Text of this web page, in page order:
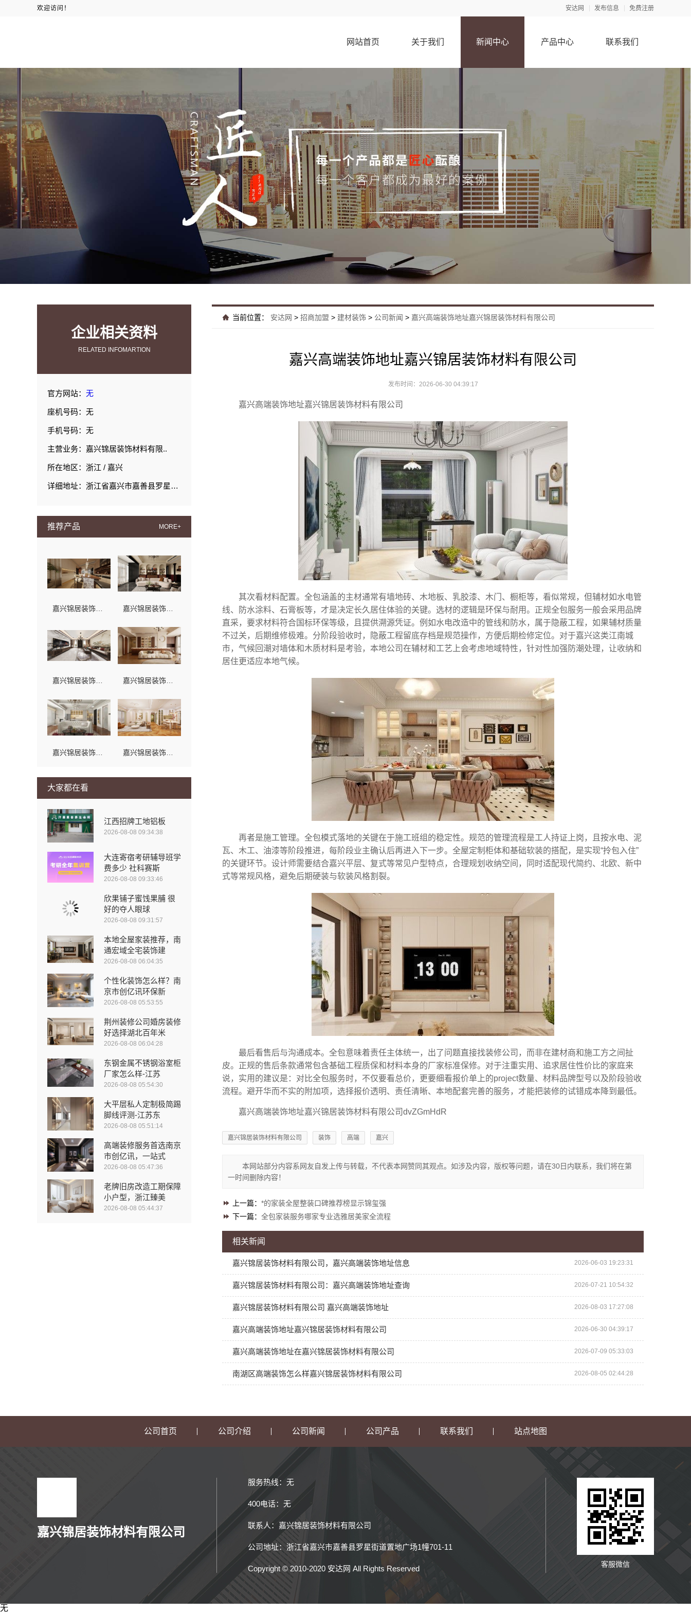
欢迎访问！ 安达网 发布信息 免费注册
网站首页 关于我们 新闻中心 产品中心 联系我们
企业相关资料
RELATED INFOMARTION
官方网站： 无
座机号码：无
手机号码：无
主营业务：嘉兴锦居装饰材料有限..
所在地区：浙江 / 嘉兴
详细地址：浙江省嘉兴市嘉善县罗星街道置地广场1幢701-11
推荐产品 MORE+
大家都在看
江西招牌工地铝板
2026-08-08 09:34:38
大连寄宿考研辅导班学
费多少 社科赛斯
2026-08-08 09:33:46
欣果铺子蜜饯果脯 很
好的夺人眼球
2026-08-08 09:31:57
本地全屋家装推荐，南
通宏域全宅装饰建
2026-08-08 06:04:35
个性化装饰怎么样？南
京市创亿讯环保新
2026-08-08 05:53:55
荆州装修公司婚房装修
好选择湖北百年米
2026-08-08 06:04:28
东钢金属不锈钢浴室柜
厂家怎么样-江苏
2026-08-08 05:54:30
大平层私人定制极简踢
脚线评测-江苏东
2026-08-08 05:51:14
高端装修服务首选南京
市创亿讯，一站式
2026-08-08 05:47:36
老牌旧房改造工期保障
小户型，浙江臻美
2026-08-08 05:44:37
当前位置： 安达网 > 招商加盟 > 建材装饰 > 公司新闻 > 嘉兴高端装饰地址嘉兴锦居装饰材料有限公司
嘉兴高端装饰地址嘉兴锦居装饰材料有限公司
发布时间：2026-06-30 04:39:17
嘉兴高端装饰地址嘉兴锦居装饰材料有限公司
其次看材料配置。全包涵盖的主材通常有墙地砖、木地板、乳胶漆、木门、橱柜等，看似常规，但辅材如水电管
线、防水涂料、石膏板等，才是决定长久居住体验的关键。选材的逻辑是环保与耐用。正规全包服务一般会采用品牌
直采，要求材料符合国标环保等级，且提供溯源凭证。例如水电改造中的管线和防水，属于隐蔽工程，如果辅材质量
不过关，后期维修极难。分阶段验收时，隐蔽工程留底存档是规范操作，方便后期检修定位。对于嘉兴这类江南城
市，气候回潮对墙体和木质材料是考验，本地公司在辅材和工艺上会考虑地域特性，针对性加强防潮处理，让收纳和
居住更适应本地气候。
再者是施工管理。全包模式落地的关键在于施工班组的稳定性。规范的管理流程是工人持证上岗，且按水电、泥
瓦、木工、油漆等阶段推进，每阶段业主确认后再进入下一步。全屋定制柜体和基础软装的搭配，是实现“拎包入住”
的关键环节。设计师需要结合嘉兴平层、复式等常见户型特点，合理规划收纳空间，同时适配现代简约、北欧、新中
式等常规风格，避免后期硬装与软装风格割裂。
最后看售后与沟通成本。全包意味着责任主体统一，出了问题直接找装修公司，而非在建材商和施工方之间扯
皮。正规的售后条款通常包含基础工程质保和材料本身的厂家标准保修。对于注重实用、追求居住性价比的家庭来
说，实用的建议是：对比全包服务时，不仅要看总价，更要细看报价单上的project数量、材料品牌型号以及阶段验收
流程。避开华而不实的附加项，选择报价透明、责任清晰、本地配套完善的服务，才能把装修的试错成本降到最低。
嘉兴高端装饰地址嘉兴锦居装饰材料有限公司dvZGmHdR
嘉兴锦居装饰材料有限公司 装饰 高端 嘉兴
本网站部分内容系网友自发上传与转载，不代表本网赞同其观点。如涉及内容，版权等问题，请在30日内联系，我们将在第
一时间删除内容！
上一篇： *的家装全屋整装口碑推荐榜显示锦玺强
下一篇： 全包家装服务哪家专业选雅居美家全流程
相关新闻
嘉兴锦居装饰材料有限公司，嘉兴高端装饰地址信息 2026-06-03 19:23:31
嘉兴锦居装饰材料有限公司：嘉兴高端装饰地址查询 2026-07-21 10:54:32
嘉兴锦居装饰材料有限公司 嘉兴高端装饰地址 2026-08-03 17:27:08
嘉兴高端装饰地址嘉兴锦居装饰材料有限公司 2026-06-30 04:39:17
嘉兴高端装饰地址在嘉兴锦居装饰材料有限公司 2026-07-09 05:33:03
南湖区高端装饰怎么样嘉兴锦居装饰材料有限公司 2026-08-05 02:44:28
公司首页 公司介绍 公司新闻 公司产品 联系我们 站点地图
嘉兴锦居装饰材料有限公司
服务热线：无
400电话：无
联系人：嘉兴锦居装饰材料有限公司
公司地址：浙江省嘉兴市嘉善县罗星街道置地广场1幢701-11
Copyright © 2010-2020 安达网 All Rights Reserved 客服微信
无